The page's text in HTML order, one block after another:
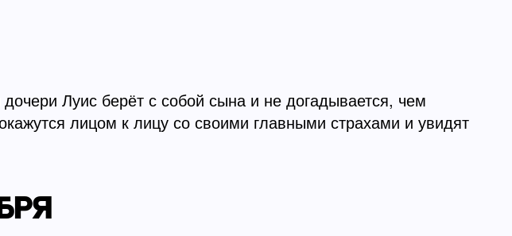
Луис берёт с собой сына и не догадывается, чем
лицом к лицу со своими главными страхами и увидят